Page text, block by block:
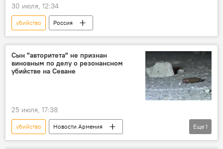
30 июля, 12:34
убийство Россия
Сын "авторитета" не признан
виновным по делу о резонансном
убийстве на Севане
25 июля, 17:38
убийство
Новости Армения
Происшествия и инциденты в Армении
Еще 1